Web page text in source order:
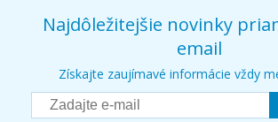
Najdôležitejšie novinky
email
Získajte zaujímavé informácie vždy